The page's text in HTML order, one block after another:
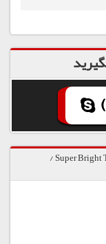
نمودار قیمت ماهانه ی پلی اتیلن ترفتالات نساجی Super Bright TG641 /